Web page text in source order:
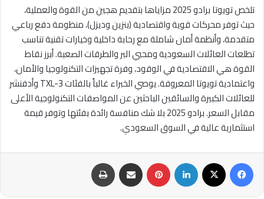
تلخص تويوتا برادو 2025 مزاياها بتقديم هجين من القوة والعملية،
حيث توفر محركات قوية واقتصادية (بنزين وديزل)، منظومة دفع رباعي
متقدمة، وأنظمة أمان شاملة مع رحابة داخلية وخيارات تقنية تناسب
تطلعات العائلات السعودية ومحبي البر والطرقات الصعبة. أبرز نقاط
القوة هي الاقتصادية في الوقود، وفرة تجهيزات التكنولوجيا والأمان،
واعتمادية تويوتا المعروفة. يوصي الخبراء غالباً بالفئات TXL-3 وأدفنشر
للعائلات الكبيرة والسائقين الباحثين عن المواصفات التكنولوجية الأعلى
مقابل السعر. برادو 2025 بلا شك منافسة رائدة بفئتها وتوفر قيمة
استثمارية عالية في السوق السعودي.
فيسبوك ‫X لينكدإن بينتيريست مشاركة عبر البريد طباعة